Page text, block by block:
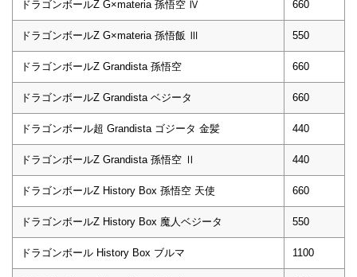
ドラゴンボールZ G×materia 孫悟空 Ⅳ 660
ドラゴンボールZ G×materia 孫悟飯 Ⅲ 550
ドラゴンボールZ Grandista 孫悟空 660
ドラゴンボールZ Grandista ベジータ 660
ドラゴンボール超 Grandista ゴジータ 金髪 440
ドラゴンボールZ Grandista 孫悟空 Ⅱ 440
ドラゴンボールZ History Box 孫悟空 天使 660
ドラゴンボールZ History Box 魔人ベジータ 550
ドラゴンボール History Box ブルマ 1100